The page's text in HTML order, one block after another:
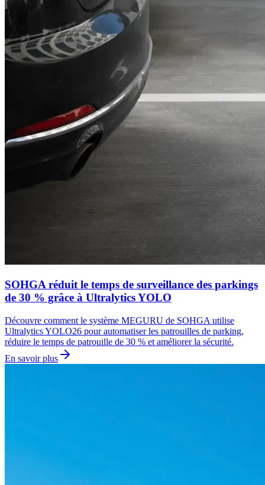
SOHGA réduit le temps de surveillance des parkings
de 30 % grâce à Ultralytics YOLO
Découvre comment le système MEGURU de SOHGA utilise
Ultralytics YOLO26 pour automatiser les patrouilles de parking,
réduire le temps de patrouille de 30 % et améliorer la sécurité.
En savoir plus